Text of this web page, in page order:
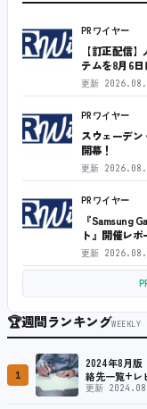
PRワイヤー
【訂正配信
テムを8月6
更新
PRワイヤー
スウェーデン
開幕！
更新
PRワイヤー
『Samsung
ト』開催レポ
更新
🏆週間ランキングWEEKLY
1
2024年8月版
絡先一覧+レ
更新